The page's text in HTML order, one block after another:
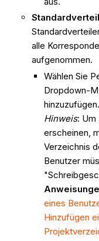
alle
aufgenommen.
Wählen Sie
Dropdown-
hinzuzufügen.
Hinweis: Um
erscheinen,
Verzeichnis
Benutzer
eines
Hinzufügen